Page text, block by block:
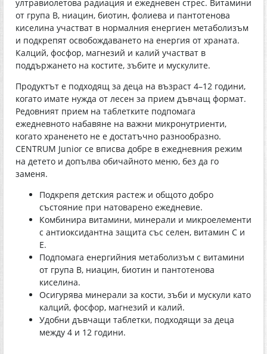
ултравиолетова радиация и ежедневен стрес. Витамини
от група В, ниацин, биотин, фолиева и пантотенова
киселина участват в нормалния енергиен метаболизъм
и подкрепят освобождаването на енергия от храната.
Калций, фосфор, магнезий и калий участват в
поддържането на костите, зъбите и мускулите.
Продуктът е подходящ за деца на възраст 4–12 години,
когато имате нужда от лесен за прием дъвчащ формат.
Редовният прием на таблетките подпомага
ежедневното набавяне на важни микронутриенти,
когато храненето не е достатъчно разнообразно.
CENTRUM Junior се вписва добре в ежедневния режим
на детето и допълва обичайното меню, без да го
заменя.
Подкрепя детския растеж и общото добро
състояние при натоварено ежедневие.
Комбинира витамини, минерали и микроелементи
с антиоксидантна защита със селен, витамин С и
Е.
Подпомага енергийния метаболизъм с витамини
от група В, ниацин, биотин и пантотенова
киселина.
Осигурява минерали за кости, зъби и мускули като
калций, фосфор, магнезий и калий.
Удобни дъвчащи таблетки, подходящи за деца
между 4 и 12 години.